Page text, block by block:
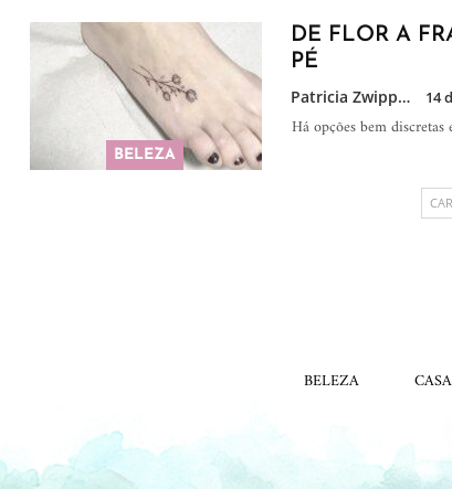
BELEZA
DE FLOR A
PÉ
Patricia Zwipp 14
Há opções bem discretas
BELEZA CASA